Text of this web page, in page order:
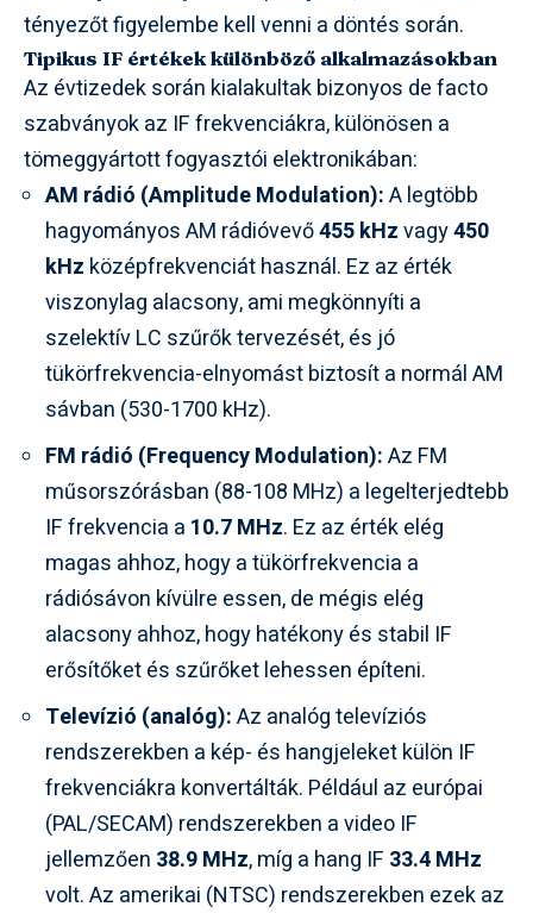
tényezőt figyelembe kell venni a döntés során.
Tipikus IF értékek különböző alkalmazásokban
Az évtizedek során kialakultak bizonyos de facto
szabványok az IF frekvenciákra, különösen a
tömeggyártott fogyasztói elektronikában:
AM rádió (Amplitude Modulation):A legtöbb
hagyományos AM rádióvevő455 kHzvagy450
kHz középfrekvenciát használ. Ez az érték
viszonylag alacsony, ami megkönnyíti a
szelektív LC szűrők tervezését, és jó
tükörfrekvencia-elnyomást biztosít a normál AM
sávban (530-1700 kHz).
FM rádió (Frequency Modulation):Az FM
műsorszórásban (88-108 MHz) a legelterjedtebb
IF frekvencia a 10.7 MHz. Ez az érték elég
magas ahhoz, hogy a tükörfrekvencia a
rádiósávon kívülre essen, de mégis elég
alacsony ahhoz, hogy hatékony és stabil IF
erősítőket és szűrőket lehessen építeni.
Televízió (analóg):Az analóg televíziós
rendszerekben a kép- és hangjeleket külön IF
frekvenciákra konvertálták. Például az európai
(PAL/SECAM) rendszerekben a video IF
jellemzően 38.9 MHz, míg a hang IF 33.4 MHz
volt. Az amerikai (NTSC) rendszerekben ezek az